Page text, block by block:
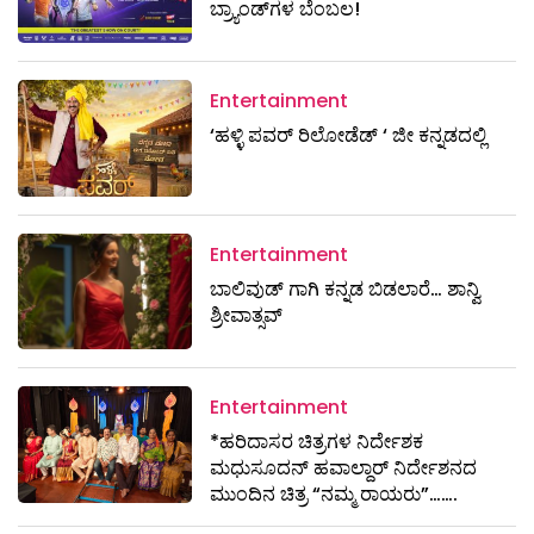
ಬ್ರ್ಯಾಂಡ್‌ಗಳ ಬೆಂಬಲ!
Entertainment
‘ಹಳ್ಳಿ ಪವರ್ ರಿಲೋಡೆಡ್ ‘ ಜೀ ಕನ್ನಡದಲ್ಲಿ
Entertainment
ಬಾಲಿವುಡ್ ಗಾಗಿ ಕನ್ನಡ ಬಿಡಲಾರೆ… ಶಾನ್ವಿ
ಶ್ರೀವಾತ್ಸವ್
Entertainment
*ಹರಿದಾಸರ ಚಿತ್ರಗಳ ನಿರ್ದೇಶಕ
ಮಧುಸೂದನ್ ಹವಾಲ್ದಾರ್ ನಿರ್ದೇಶನದ
ಮುಂದಿನ ಚಿತ್ರ “ನಮ್ಮ ರಾಯರು”…….